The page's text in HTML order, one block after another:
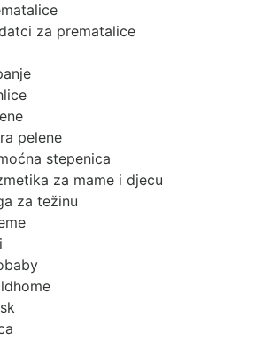
za prematalice
pelene
stepenica
za mame i djecu
za težinu